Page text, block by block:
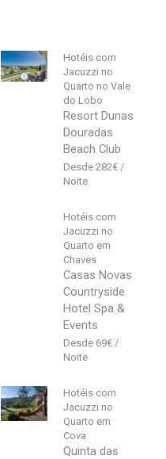
Hotéis com
Jacuzzi no
Quarto no Vale
do Lobo
Resort Dunas
Douradas
Beach Club
282€
Hotéis com
Jacuzzi no
Quarto em
Chaves
Casas Novas
Countryside
Hotel Spa &
Events
69€
Hotéis com
Jacuzzi no
Quarto em
Cova
Quinta das